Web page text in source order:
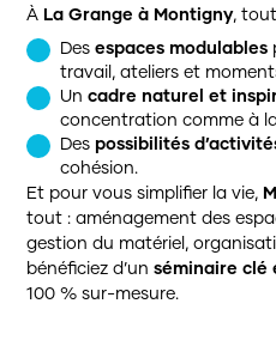
À La Grange à Montigny,
Desespaces modulables
travail, ateliers et
Uncadre naturel et
concentration comme à
Des possibilités
cohésion.
Et pour vous simplifier la vie,
tout : aménagement des
gestion du matériel,
bénéficiez d’unséminaire clé
100 % sur-mesure.